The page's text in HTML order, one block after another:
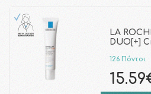
LA
DUO[+]
126 Πόντοι